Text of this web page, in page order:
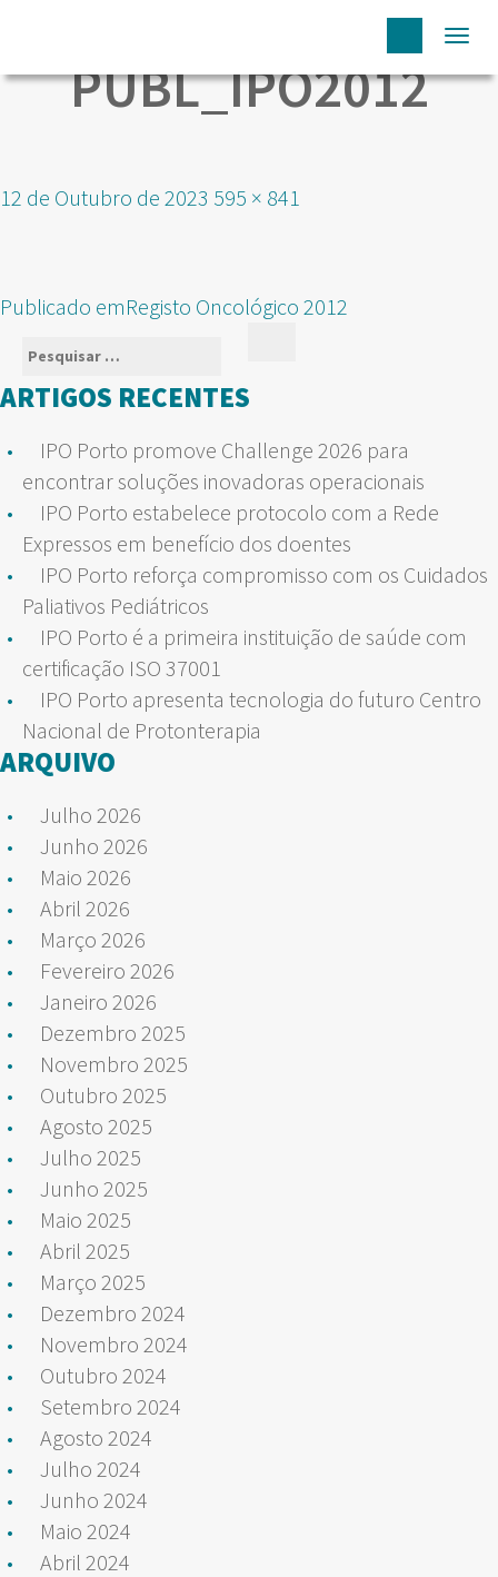
PUBL_IPO2012
Publicado
12 de Outubro de 2023 Tamanho
595 × 841
NAVEGAÇÃO
ARTIGOS
Publicado emRegisto Oncológico 2012
Pesquisar
por:
ARTIGOS RECENTES
IPO Porto promove Challenge 2026 para
encontrar soluções inovadoras operacionais
IPO Porto estabelece protocolo com a Rede
Expressos em benefício dos doentes
IPO Porto reforça compromisso com os Cuidados
Paliativos Pediátricos
IPO Porto é a primeira instituição de saúde com
certificação ISO 37001
IPO Porto apresenta tecnologia do futuro Centro
Nacional de Protonterapia
ARQUIVO
Julho 2026
Junho 2026
Maio 2026
Abril 2026
Março 2026
Fevereiro 2026
Janeiro 2026
Dezembro 2025
Novembro 2025
Outubro 2025
Agosto 2025
Julho 2025
Junho 2025
Maio 2025
Abril 2025
Março 2025
Dezembro 2024
Novembro 2024
Outubro 2024
Setembro 2024
Agosto 2024
Julho 2024
Junho 2024
Maio 2024
Abril 2024